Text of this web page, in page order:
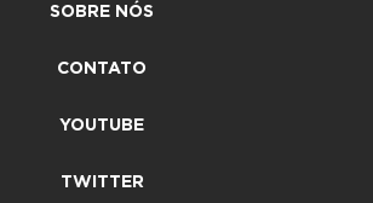
SOBRE NÓS
CONTATO
YOUTUBE
TWITTER